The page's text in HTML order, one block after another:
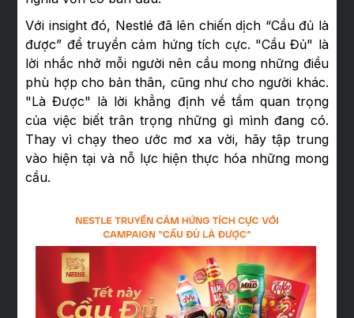
Với insight đó, Nestlé đã lên chiến dịch “Cầu đủ là
được” để truyền cảm hứng tích cực. "Cầu Đủ" là
lời nhắc nhở mỗi người nên cầu mong những điều
phù hợp cho bản thân, cũng như cho người khác.
"Là Được" là lời khẳng định về tầm quan trọng
của việc biết trân trọng những gì mình đang có.
Thay vì chạy theo ước mơ xa vời, hãy tập trung
vào hiện tại và nỗ lực hiện thực hóa những mong
cầu.